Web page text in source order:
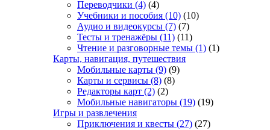
Переводчики (4) (4)
Учебники и пособия (10) (10)
Аудио и видеокурсы (7) (7)
Тесты и тренажёры (11) (11)
Чтение и разговорные темы (1) (1)
Карты, навигация, путешествия
Мобильные карты (9) (9)
Карты и сервисы (8) (8)
Редакторы карт (2) (2)
Мобильные навигаторы (19) (19)
Игры и развлечения
Приключения и квесты (27) (27)